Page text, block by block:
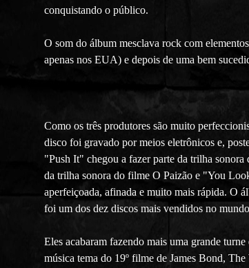
conquistando o público.
O som do álbum mesclava rock com
apenas nos EUA) e depois de uma bem
Como os três produtores são muito
disco foi gravado por meios eletrônicos e,
"Push It" chegou a fazer parte da trilha
da trilha sonora do filme O Paizão e "You
aperfeiçoada, afinada e muito mais rápida. O
foi um dos dez discos mais vendidos no
Eles acabaram fazendo mais uma grande
música tema do 19º filme de James Bond,